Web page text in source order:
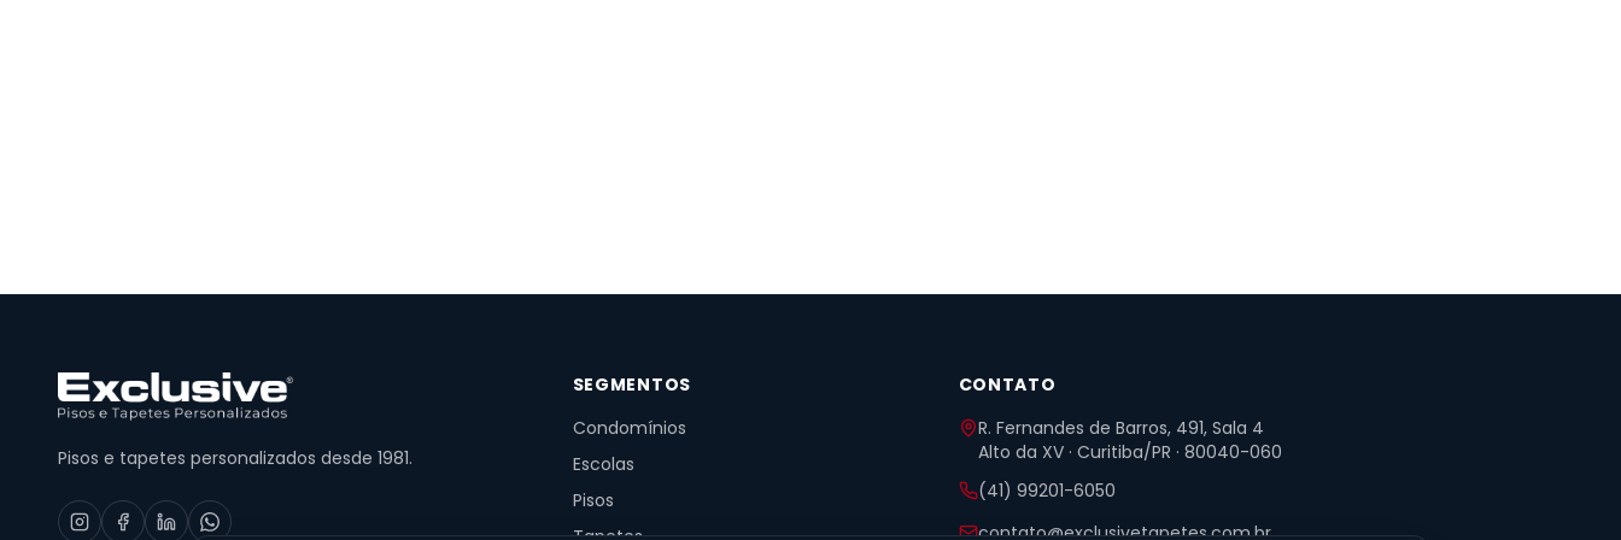
Pisos e tapetes personalizados desde 1981.
SEGMENTOS
Condomínios
Escolas
Pisos
CONTATO
R. Fernandes de Barros, 491, Sala 4
Alto da XV · Curitiba/PR · 80040-060
(41) 99201-6050
contato@exclusivetapetes.com.br